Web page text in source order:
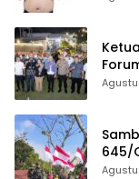
645/